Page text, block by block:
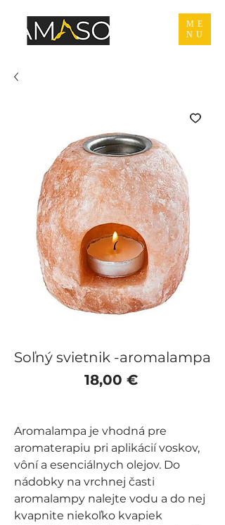
ME
NU
Soľný svietnik -aromalampa
18,00 €Price
Aromalampa je vhodná pre
aromaterapiu pri aplikácií voskov,
vôní a esenciálnych olejov. Do
nádobky na vrchnej časti
aromalampy nalejte vodu a do nej
kvapnite niekoľko kvapiek